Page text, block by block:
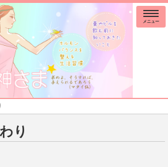
メニュー
り